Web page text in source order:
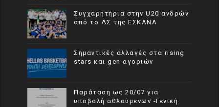
Συγχαρητήρια στην U20 ανδρών
από το ΔΣ της ΕΣΚΑΝΑ
Σημαντικές αλλαγές στα rising
stars και gen αγοριών
Παράταση ως 20/07 για
υποβολή αθλούμενων -Γενική